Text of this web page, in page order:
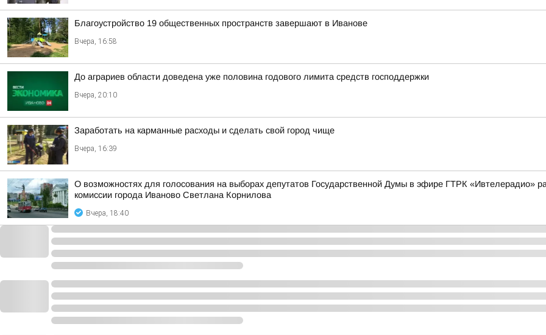
Благоустройство 19 общественных пространств завершают в Иванове
Вчера, 16:58
До аграриев области доведена уже половина годового лимита средств господдержки
Вчера, 20:10
Заработать на карманные расходы и сделать свой город чище
Вчера, 16:39
О возможностях для голосования на выборах депутатов Государственной Думы в эфире ГТРК «Ивтелерадио»
комиссии города Иваново Светлана Корнилова
Вчера, 18:40